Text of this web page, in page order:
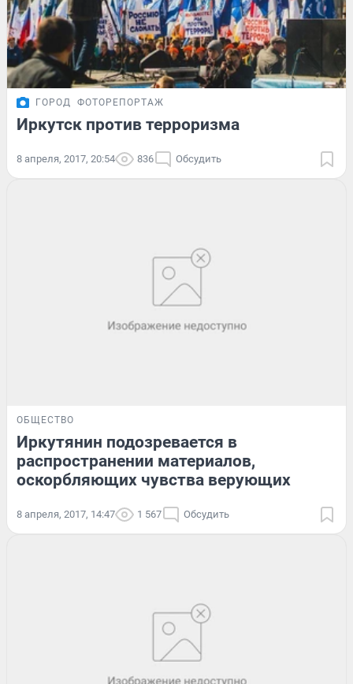
ГОРОД ФОТОРЕПОРТАЖ
Иркутск против терроризма
8 апреля, 2017, 20:54 836 Обсудить
ОБЩЕСТВО
Иркутянин подозревается в
распространении материалов,
оскорбляющих чувства верующих
8 апреля, 2017, 14:47 1 567 Обсудить